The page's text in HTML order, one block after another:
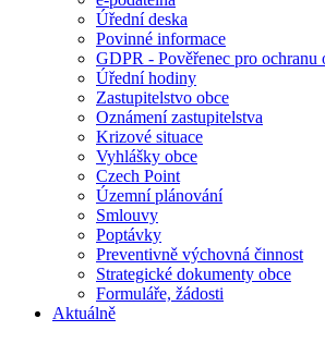
Úřední deska
Povinné informace
GDPR - Pověřenec pro ochranu
Úřední hodiny
Zastupitelstvo obce
Oznámení zastupitelstva
Krizové situace
Vyhlášky obce
Czech Point
Územní plánování
Smlouvy
Poptávky
Preventivně výchovná činnost
Strategické dokumenty obce
Formuláře, žádosti
Aktuálně